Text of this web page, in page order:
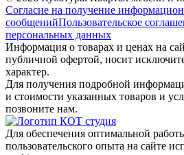
Согласие на получение
сообщенийПользовательское
персональных данных
Информация о товарах и ценах на
публичной офертой, носит
характер.
Для получения подробной
и стоимости указанных товаров и
позвоните нам.
Для обеспечения оптимальной
пользовательского опыта на сайте